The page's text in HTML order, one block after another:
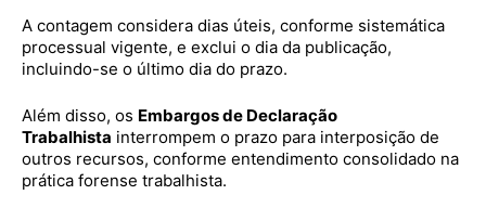
A contagem considera dias úteis, conforme sistemática
processual vigente, e exclui o dia da publicação,
incluindo-se o último dia do prazo.
Além disso, os Embargos de Declaração
Trabalhista interrompem o prazo para interposição de
outros recursos, conforme entendimento consolidado na
prática forense trabalhista.